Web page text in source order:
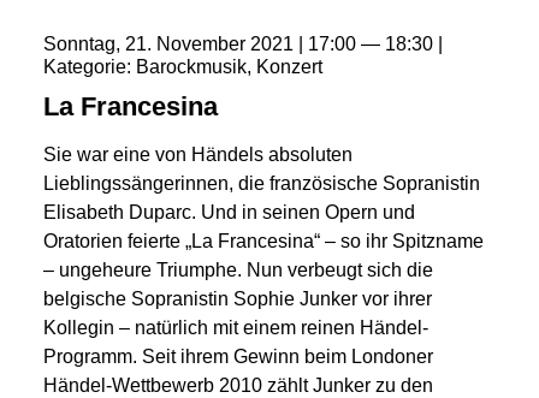
Sonntag 21 November 2021 17:00
18:30
Kategorie Barockmusik Konzert
La Francesina
Sie war eine von Händels absoluten
Lieblingssängerinnen, die französische Sopranistin
Elisabeth Duparc. Und in seinen Opern und
Oratorien feierte „La Francesina“ – so ihr Spitzname
– ungeheure Triumphe. Nun verbeugt sich die
belgische Sopranistin Sophie Junker vor ihrer
Kollegin – natürlich mit einem reinen Händel-
Programm. Seit ihrem Gewinn beim Londoner
Händel-Wettbewerb 2010 zählt Junker zu den